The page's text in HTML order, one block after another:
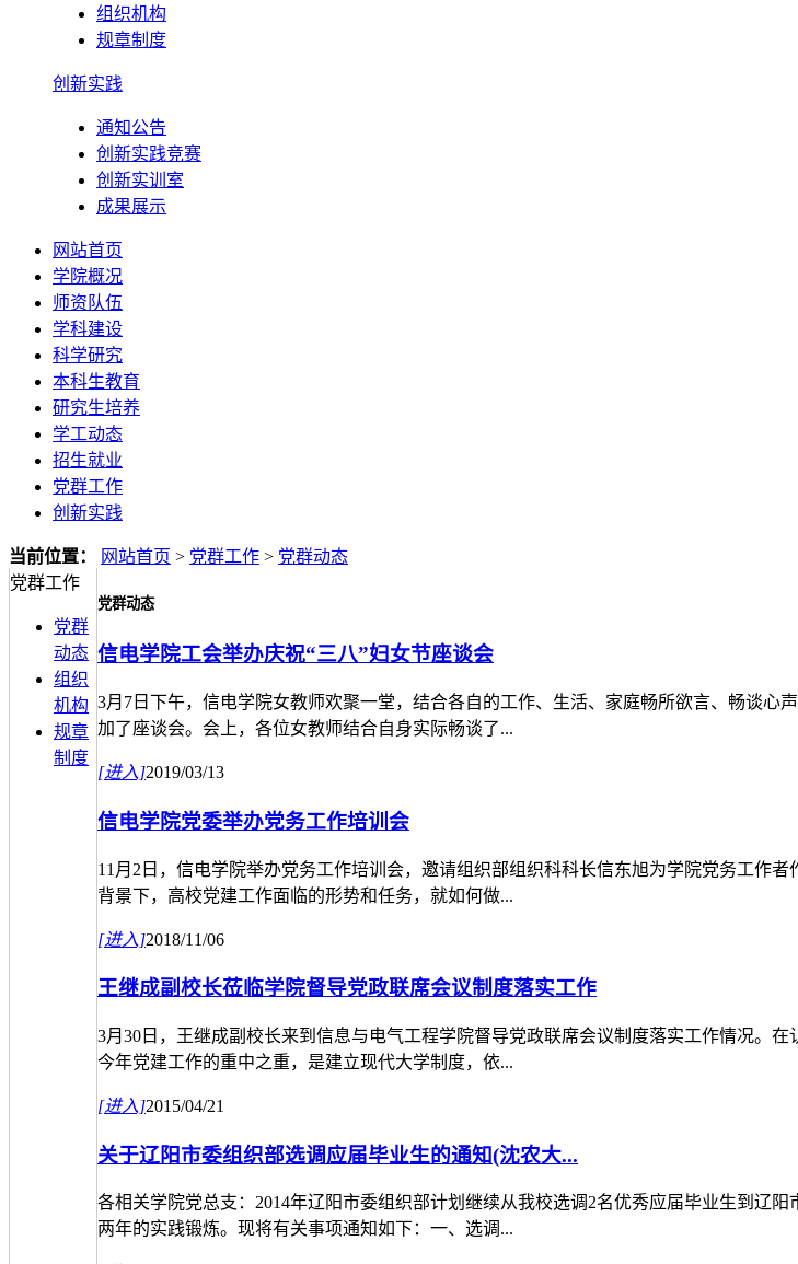
组织机构
规章制度
创新实践
通知公告
创新实践竞赛
创新实训室
成果展示
网站首页
学院概况
师资队伍
学科建设
科学研究
本科生教育
研究生培养
学工动态
招生就业
党群工作
创新实践
当前位置： 网站首页 > 党群工作 > 党群动态
党群工作
党群
动态
组织
机构
规章
制度
党群动态
信电学院工会举办庆祝“三八”妇女节座谈会
3月7日下午，信电学院女教师欢聚一堂，结合各自的工作、生活、家庭畅所欲言、畅谈
加了座谈会。会上，各位女教师结合自身实际畅谈了...
[进入]2019/03/13
信电学院党委举办党务工作培训会
11月2日，信电学院举办党务工作培训会，邀请组织部组织科科长信东旭为学院党务工作
背景下，高校党建工作面临的形势和任务，就如何做...
[进入]2018/11/06
王继成副校长莅临学院督导党政联席会议制度落实工作
3月30日，王继成副校长来到信息与电气工程学院督导党政联席会议制度落实工作情况。
今年党建工作的重中之重，是建立现代大学制度，依...
[进入]2015/04/21
关于辽阳市委组织部选调应届毕业生的通知(沈农大...
各相关学院党总支：2014年辽阳市委组织部计划继续从我校选调2名优秀应届毕业生到辽
两年的实践锻炼。现将有关事项通知如下：一、选调...